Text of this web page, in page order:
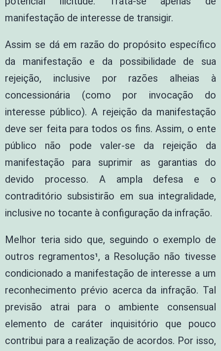
manifestação de interesse de transigir.
Assim se dá em razão do propósito específico
da manifestação e da possibilidade de sua
rejeição, inclusive por razões alheias à
concessionária (como por invocação do
interesse público). A rejeição da manifestação
deve ser feita para todos os fins. Assim, o ente
público não pode valer-se da rejeição da
manifestação para suprimir as garantias do
devido processo. A ampla defesa e o
contraditório subsistirão em sua integralidade,
inclusive no tocante à configuração da infração.
Melhor teria sido que, seguindo o exemplo de
outros regramentos¹, a Resolução não tivesse
condicionado a manifestação de interesse a um
reconhecimento prévio acerca da infração. Tal
previsão atrai para o ambiente consensual
elemento de caráter inquisitório que pouco
contribui para a realização de acordos. Por isso,